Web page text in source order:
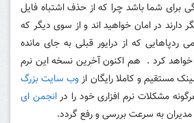
برای شما باشد چرا که از حذف اشتباه فایل
دارند در امان خواهید اند و از سوی دیگر که
ردپاهایی که از درایور قبلی به جای مانده
کرد . هم اکنون آخرین نسخه این نرم
لینک مستقیم و کاملا رایگان ازوب سایت بزرگ
مشکلات نرم افزاری خود را درانجمن ای
به سرعت بررسی و رفع گردد.